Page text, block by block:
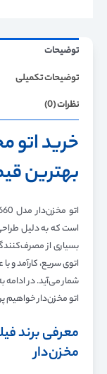
توضیحات
توضیحات تکمیلی
نظرات (0)
بهترین
است که به دلیل
بسیاری از
اتوی سریع، کارآمد و
شمار می‌آید. در ادامه
اتو مخزن‌دار خواهیم
معرفی برند
مخزن‌دار